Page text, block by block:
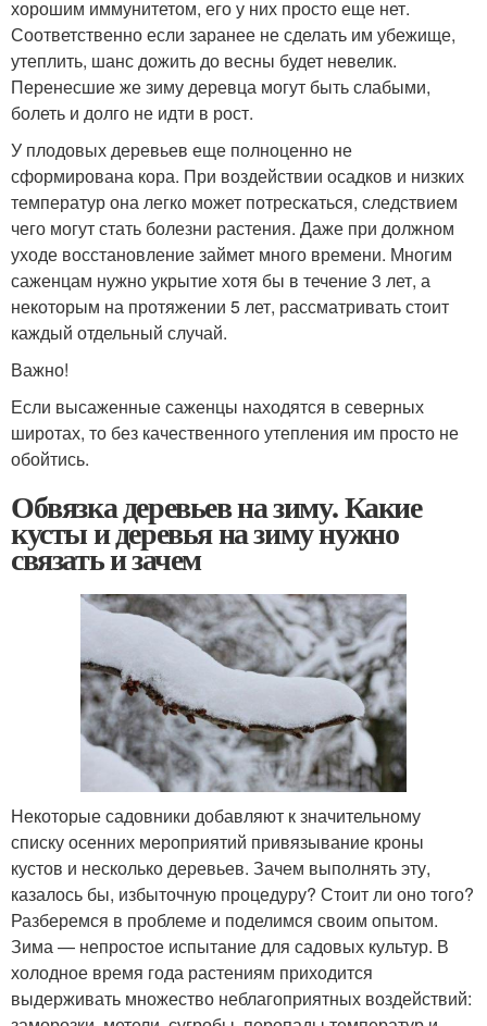
хорошим иммунитетом, его у них просто еще нет.
Соответственно если заранее не сделать им убежище,
утеплить, шанс дожить до весны будет невелик.
Перенесшие же зиму деревца могут быть слабыми,
болеть и долго не идти в рост.
У плодовых деревьев еще полноценно не
сформирована кора. При воздействии осадков и низких
температур она легко может потрескаться, следствием
чего могут стать болезни растения. Даже при должном
уходе восстановление займет много времени. Многим
саженцам нужно укрытие хотя бы в течение 3 лет, а
некоторым на протяжении 5 лет, рассматривать стоит
каждый отдельный случай.
Важно!
Если высаженные саженцы находятся в северных
широтах, то без качественного утепления им просто не
обойтись.
Обвязка деревьев на зиму. Какие
кусты и деревья на зиму нужно
связать и зачем
Некоторые садовники добавляют к значительному
списку осенних мероприятий привязывание кроны
кустов и несколько деревьев. Зачем выполнять эту,
казалось бы, избыточную процедуру? Стоит ли оно того?
Разберемся в проблеме и поделимся своим опытом.
Зима — непростое испытание для садовых культур. В
холодное время года растениям приходится
выдерживать множество неблагоприятных воздействий: